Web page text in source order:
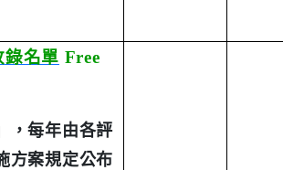
錄名單 Free
，每年由各評
方案規定公布